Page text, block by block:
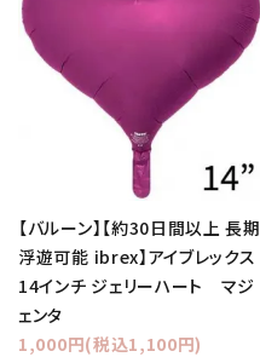
【バルーン】【約30日間以上 長期
浮遊可能 ibrex】アイブレックス
14インチ ジェリーハート マジ
ェンタ
1,000円(税込1,100円)